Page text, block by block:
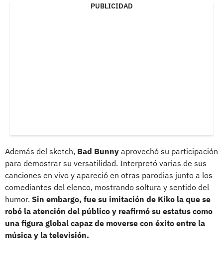
PUBLICIDAD
Además del sketch, Bad Bunny aprovechó su participación
para demostrar su versatilidad. Interpretó varias de sus
canciones en vivo y apareció en otras parodias junto a los
comediantes del elenco, mostrando soltura y sentido del
humor. Sin embargo, fue su imitación de Kiko la que se
robó la atención del público y reafirmó su estatus como
una figura global capaz de moverse con éxito entre la
música y la televisión.